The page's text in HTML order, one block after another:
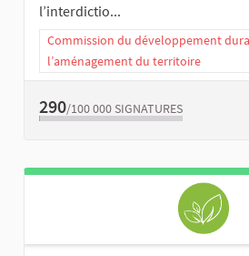
l’interdictio...
Commission du développement
l’aménagement du territoire
290/100 000 SIGNATURES